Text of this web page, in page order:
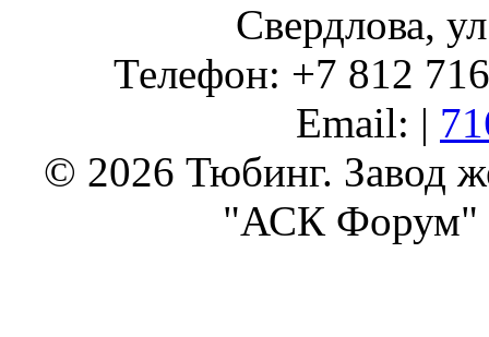
Свердлова,
Телефон: +7 812
Email: |
© 2026 Тюбинг. Завод
"АСК Форум"